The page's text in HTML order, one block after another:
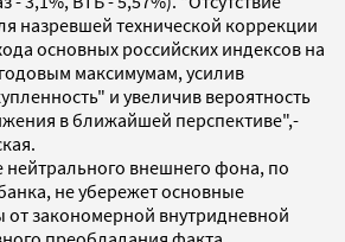
назревшей технической коррекции
основных российских индексов на
максимумам, усилив
и увеличив вероятность
в ближайшей перспективе",-
нейтрального внешнего фона, по
не убережет основные
от закономерной внутридневной